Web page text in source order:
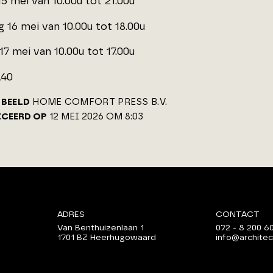
16 mei van 10.00u tot 18.00u
mei van 10.00u tot 17.00u
BEELD HOME COMFORT PRESS B.V.
OP 12 MEI 2026 OM 8:03
ADRES
Van Benthuizenlaan 1
1701 BZ Heerhugowaard
CONTACT
072 - 8 200